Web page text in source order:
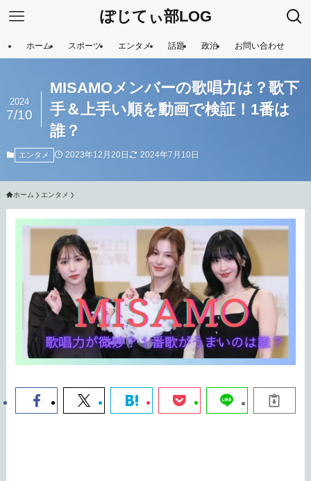
ぽじてぃ部LOG
ホーム スポーツ エンタメ 話題 政治 お問い合わせ
MISAMOメンバーの歌唱力は？歌下
手＆上手い順を動画で検証！1番は
誰？
2024
7/10
エンタメ 2023年12月20日 2024年7月10日
ホーム エンタメ